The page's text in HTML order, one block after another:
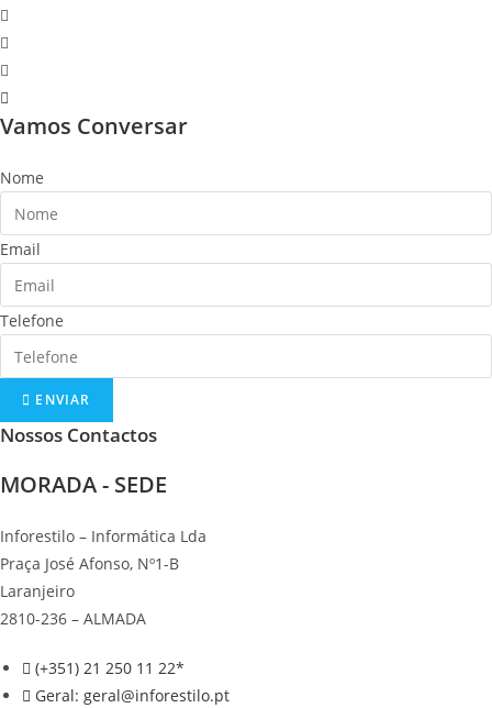
Vamos Conversar
Nome
Email
Telefone
ENVIAR
Nossos Contactos
MORADA - SEDE
Inforestilo – Informática Lda
Praça José Afonso, Nº1-B
Laranjeiro
2810-236 – ALMADA
(+351) 21 250 11 22*
Geral: geral@inforestilo.pt